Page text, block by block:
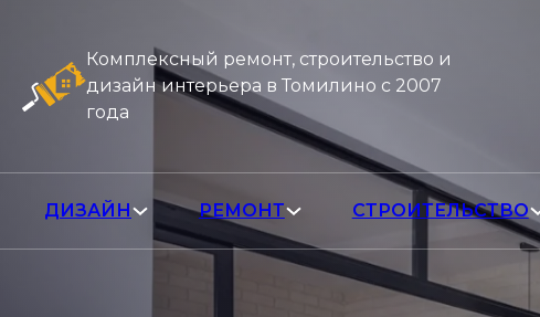
Комплексный ремонт, строительство и
дизайн интерьера в Томилино с 2007
года
ДИЗАЙН РЕМОНТ СТРОИТЕЛЬСТВО